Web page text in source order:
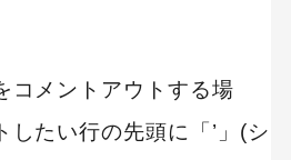
コメントアウトする場
したい行の先頭に「’」(シ